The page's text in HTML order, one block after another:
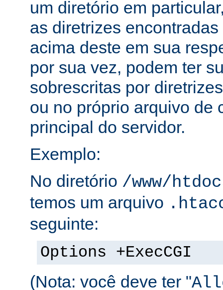
um diretório em
as diretrizes
acima deste em sua
por sua vez, podem ter
sobrescritas por
ou no próprio arquivo de
principal do servidor.
Exemplo:
No diretório /www/
temos um arquivo
seguinte:
Options +ExecCGI
(Nota: você deve ter "